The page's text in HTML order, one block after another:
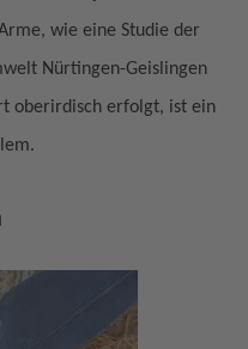
wie eine Studie der
Nürtingen-Geislingen
oberirdisch erfolgt, ist ein